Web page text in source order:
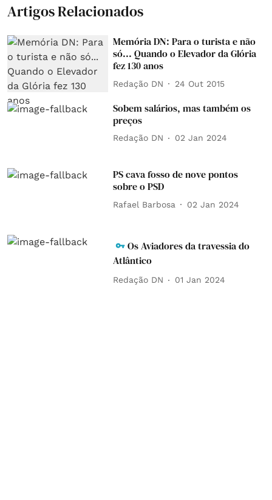
Artigos Relacionados
Memória DN: Para o turista e não
só... Quando o Elevador da Glória
fez 130 anos
Redação DN 24 Out 2015
Sobem salários, mas também os
preços
Redação DN 02 Jan 2024
PS cava fosso de nove pontos
sobre o PSD
Rafael Barbosa 02 Jan 2024
Os Aviadores da travessia do
Atlântico
Redação DN 01 Jan 2024